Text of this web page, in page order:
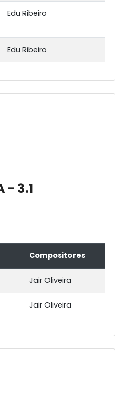
Edu Ribeiro
Edu Ribeiro
- 3.1
Compositores
Jair Oliveira
Jair Oliveira